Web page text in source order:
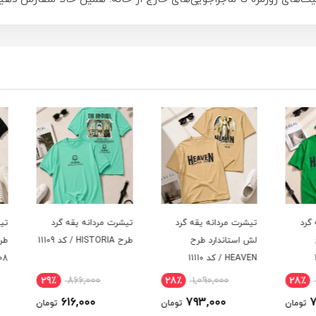
تیشرت مردانه یقه گرد
لش استاندارد طرح
HEAVEN / کد 11110
1,090,000 28٪
793,000 تومان
تیشرت مردانه یقه گرد
طرح HISTORIA / کد 11109
866,000 29٪
616,000 تومان
11108